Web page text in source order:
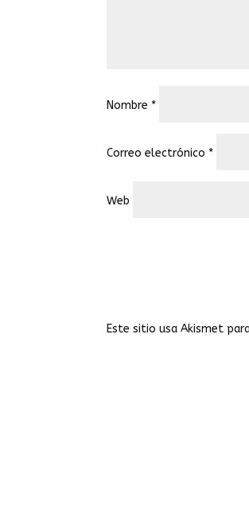
Nombre *
Correo electrónico *
Web
Este sitio usa Akismet